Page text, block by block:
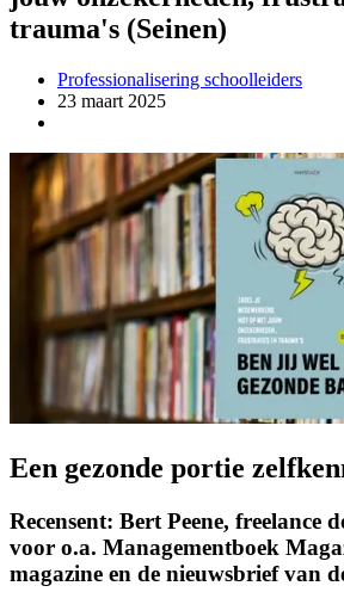
trauma's (Seinen)
Professionalisering schoolleiders
23 maart 2025
Een gezonde portie
Recensent: Bert Peene, freelance
voor o.a. Managementboek
magazine en de nieuwsbrief van